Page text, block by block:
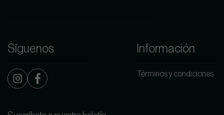
Síguenos Información
Términos y condiciones